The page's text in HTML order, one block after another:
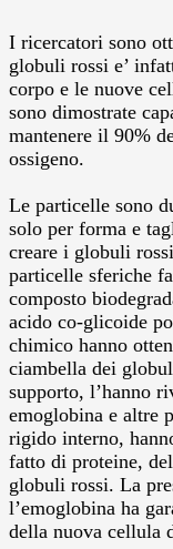
I ricercatori sono
globuli rossi e’
corpo e le nuove
sono dimostrate
mantenere il 90%
ossigeno.
Le particelle sono
solo per forma e
creare i globuli
particelle sferiche
composto
acido co-glicoide
chimico hanno
ciambella dei
supporto, l’hanno
emoglobina e altre
rigido interno,
fatto di proteine,
globuli rossi. La
l’emoglobina ha
della nuova cellula